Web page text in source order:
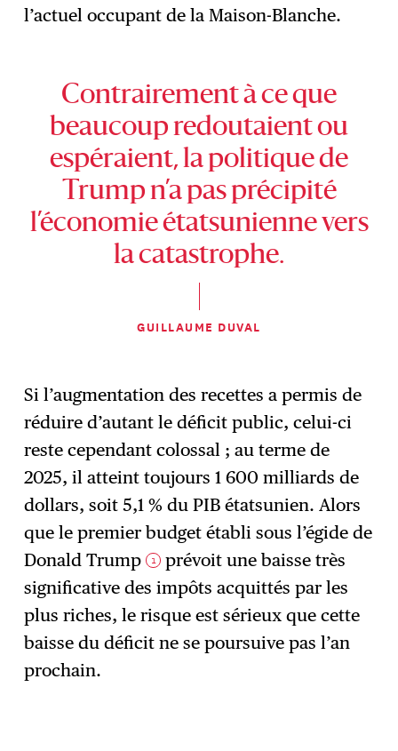
l’actuel occupant de la Maison-Blanche.
Contrairement à ce que
beaucoup redoutaient ou
espéraient, la politique de
Trump n’a pas précipité
l’économie étatsunienne vers
la catastrophe.
GUILLAUME DUVAL
Si l’augmentation des recettes a permis de
réduire d’autant le déficit public, celui-ci
reste cependant colossal ; au terme de
2025, il atteint toujours 1 600 milliards de
dollars, soit 5,1 % du PIB étatsunien. Alors
que le premier budget établi sous l’égide de
Donald Trump 1
prévoit une baisse très
significative des impôts acquittés par les
plus riches, le risque est sérieux que cette
baisse du déficit ne se poursuive pas l’an
prochain.